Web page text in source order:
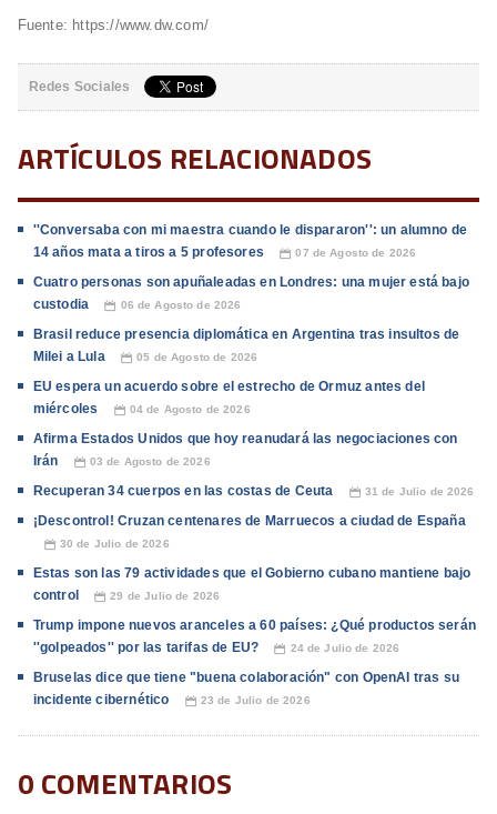
Fuente: https://www.dw.com/
Redes Sociales
ARTÍCULOS RELACIONADOS
''Conversaba con mi maestra cuando le dispararon'': un alumno de
14 años mata a tiros a 5 profesores
📅 07 de Agosto de 2026
Cuatro personas son apuñaleadas en Londres: una mujer está bajo
custodia
📅 06 de Agosto de 2026
Brasil reduce presencia diplomática en Argentina tras insultos de
Milei a Lula
📅 05 de Agosto de 2026
EU espera un acuerdo sobre el estrecho de Ormuz antes del
miércoles
📅 04 de Agosto de 2026
Afirma Estados Unidos que hoy reanudará las negociaciones con
Irán
📅 03 de Agosto de 2026
Recuperan 34 cuerpos en las costas de Ceuta 📅 31 de Julio de 2026
¡Descontrol! Cruzan centenares de Marruecos a ciudad de España
📅 30 de Julio de 2026
Estas son las 79 actividades que el Gobierno cubano mantiene bajo
control
📅 29 de Julio de 2026
Trump impone nuevos aranceles a 60 países: ¿Qué productos serán
''golpeados'' por las tarifas de EU?
📅 24 de Julio de 2026
Bruselas dice que tiene "buena colaboración" con OpenAI tras su
incidente cibernético
📅 23 de Julio de 2026
0 COMENTARIOS